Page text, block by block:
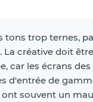
tons trop ternes,
La créative doit
car les écrans des
d'entrée de
souvent un